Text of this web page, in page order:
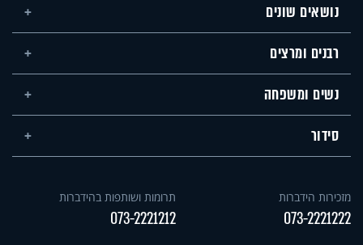
נושאים שונים
רבנים ומרצים
נשים ומשפחה
סידור
מזכירות הידברות
073-2221222
תרומות ושותפות בהידברות
073-2221212